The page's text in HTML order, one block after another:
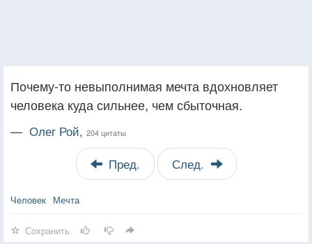
Почему-то невыполнимая мечта вдохновляет
человека куда сильнее, чем сбыточная.
— Олег Рой, 204 цитаты
Пред. След.
Человек Мечта
Сохранить